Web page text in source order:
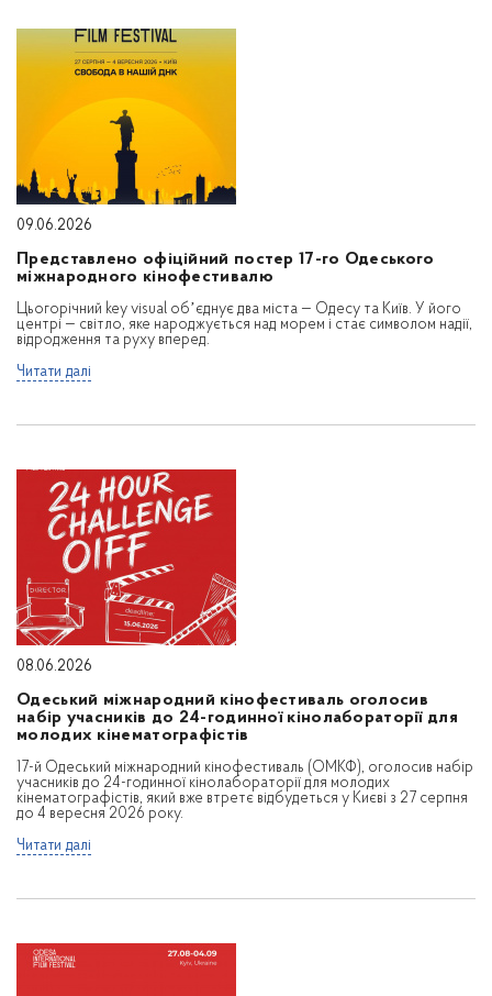
09.06.2026
Представлено офіційний постер 17-го Одеського
міжнародного кінофестивалю
Цьогорічний key visual обʼєднує два міста — Одесу та Київ. У його
центрі — світло, яке народжується над морем і стає символом надії,
відродження та руху вперед.
Читати далі
08.06.2026
Одеський міжнародний кінофестиваль оголосив
набір учасників до 24-годинної кінолабораторії для
молодих кінематографістів
17-й Одеський міжнародний кінофестиваль (ОМКФ), оголосив набір
учасників до 24-годинної кінолабораторії для молодих
кінематографістів, який вже втретє відбудеться у Києві з 27 серпня
до 4 вересня 2026 року.
Читати далі